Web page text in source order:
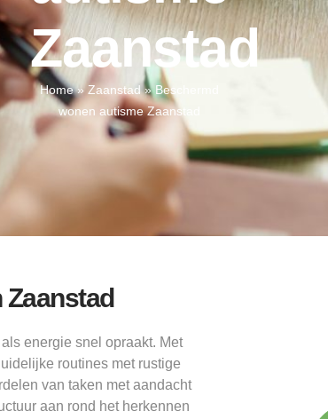
Zaanstad
Home» Zaanstad » Beschermd
wonen autisme Zaanstad
energie snel opraakt. Met
routines met rustige
van taken met aandacht
aan rond het herkennen